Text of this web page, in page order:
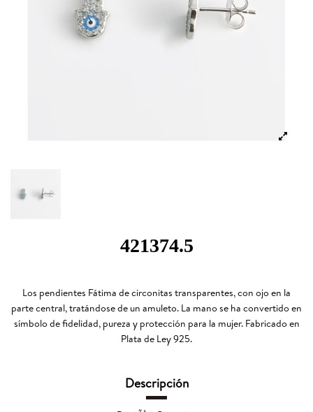
421374.5
Los pendientes Fátima de circonitas transparentes, con ojo en la
parte central, tratándose de un amuleto. La mano se ha convertido en
símbolo de fidelidad, pureza y protección para la mujer. Fabricado en
Plata de Ley 925.
Descripción